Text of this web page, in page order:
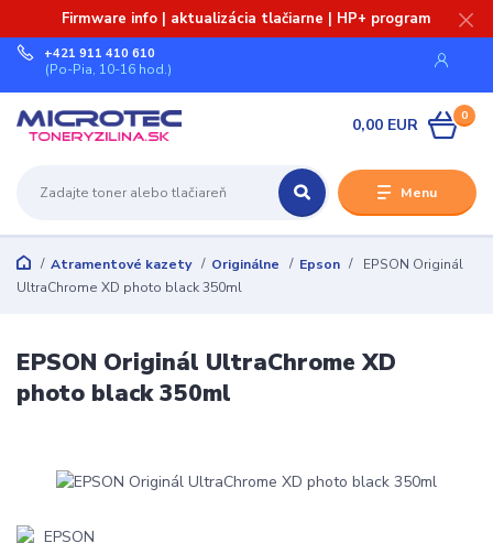
Firmware info | aktualizácia tlačiarne | HP+ program
Menu
+421 911 410 610
(Po-Pia, 10-16 hod.)
0
0,00 EUR
Atramentové kazety Originálne Epson
EPSON Originál
UltraChrome XD photo black 350ml
EPSON Originál UltraChrome XD
photo black 350ml